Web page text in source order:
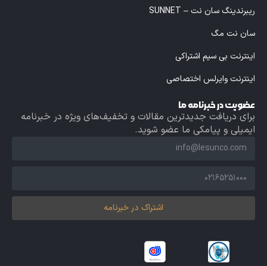
ریبرندینگ سان نت – SUNNET
سان نت مگ
اینترنت بی سیم اشتراکی
اینترنت وایرلس اختصاصی
عضویت در خبرنامه ما
برای دریافت جدیدترین مقالات و تخفیف‌های ویژه در خبرنامه
ایمیلی و پیامکی ما عضو شوید.
اشتراک در خبرنامه